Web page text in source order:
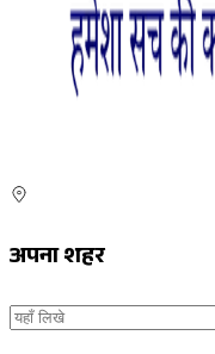
अपना शहर